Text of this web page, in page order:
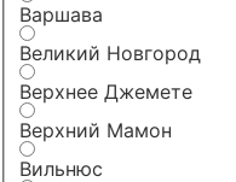
Варшава
Великий Новгород
Верхнее Джемете
Верхний Мамон
Вильнюс